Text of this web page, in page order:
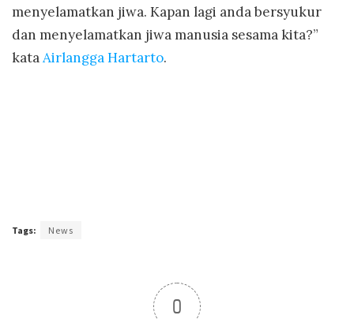
menyelamatkan jiwa. Kapan lagi anda bersyukur
dan menyelamatkan jiwa manusia sesama kita?”
kataAirlangga Hartarto.
Tags: News
0